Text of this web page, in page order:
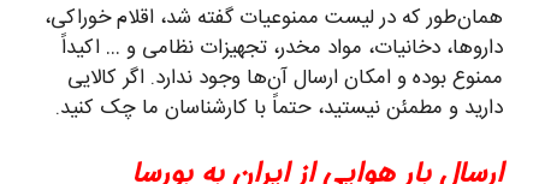
همان‌طور که در لیست ممنوعیات گفته شد، اقلام خوراکی،
داروها، دخانیات، مواد مخدر، تجهیزات نظامی و … اکیداً
ممنوع بوده و امکان ارسال آن‌ها وجود ندارد. اگر کالایی
دارید و مطمئن نیستید، حتماً با کارشناسان ما چک کنید.